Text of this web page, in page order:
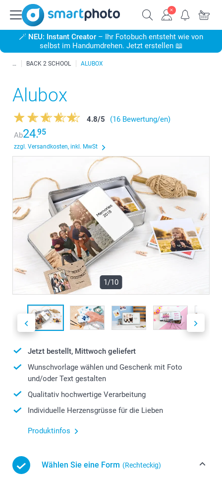
🪄 NEU: Instant Creator – Ihr Fotobuch entsteht wie von
selbst im Handumdrehen. Jetzt erstellen 📖
BACK 2 SCHOOL ALUBOX
Alubox
4.8/5
(16 Bewertung/en)
Ab24.95
zzgl. Versandkosten, inkl. MwSt
1/10
Jetzt bestellt, Mittwoch geliefert
Wunschvorlage wählen und Geschenk mit Foto
und/oder Text gestalten
Qualitativ hochwertige Verarbeitung
Individuelle Herzensgrüsse für die Lieben
Produktinfos
Wählen Sie eine Form (Rechteckig)